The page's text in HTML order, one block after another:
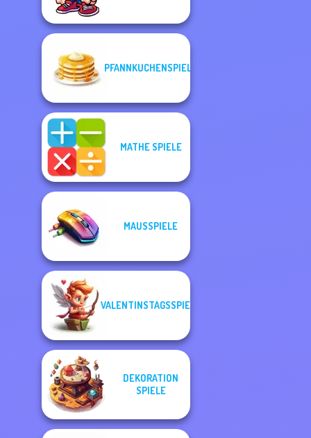
PFANNKUCHENSPIELE
MATHE SPIELE
MAUSSPIELE
VALENTINSTAGSSPIELE
DEKORATION
SPIELE